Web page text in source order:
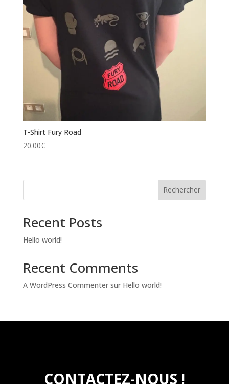
T-Shirt Fury Road
20.00€
Rechercher
Recent Posts
Hello world!
Recent Comments
A WordPress Commentersur Hello world!
CONTACTEZ-NOUS !